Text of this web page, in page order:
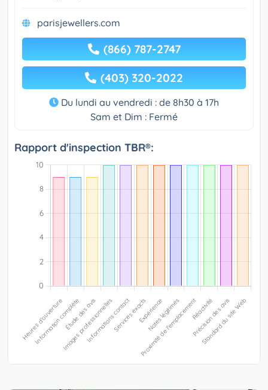
parisjewellers.com
(866) 787-2747
(403) 320-2022
Du lundi au vendredi : de 8h30 à 17h
Sam et Dim : Fermé
Rapport d'inspection TBR®: